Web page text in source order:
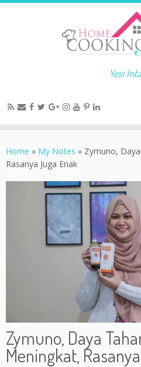
Yesi
Home » My Notes » Zymuno,
Rasanya Juga Enak
Zymuno, Daya
Meningkat,